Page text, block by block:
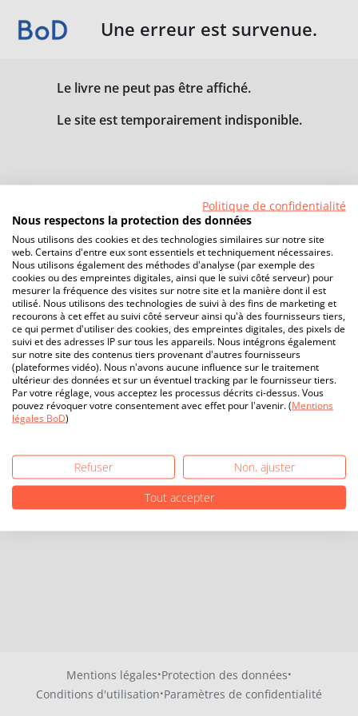
Une erreur est survenue.
Le livre ne peut pas être affiché.
Le site est temporairement indisponible.
Mentions légales·Protection des données·
Conditions d'utilisation·Paramètres de confidentialité
Politique de confidentialité
Nous respectons la protection des données
Nous utilisons des cookies et des technologies similaires sur notre site
web. Certains d'entre eux sont essentiels et techniquement nécessaires.
Nous utilisons également des méthodes d'analyse (par exemple des
cookies ou des empreintes digitales, ainsi que le suivi côté serveur) pour
mesurer la fréquence des visites sur notre site et la manière dont il est
utilisé. Nous utilisons des technologies de suivi à des fins de marketing et
recourons à cet effet au suivi côté serveur ainsi qu'à des fournisseurs tiers,
ce qui permet d'utiliser des cookies, des empreintes digitales, des pixels de
suivi et des adresses IP sur tous les appareils. Nous intégrons également
sur notre site des contenus tiers provenant d'autres fournisseurs
(plateformes vidéo). Nous n'avons aucune influence sur le traitement
ultérieur des données et sur un éventuel tracking par le fournisseur tiers.
Par votre réglage, vous acceptez les processus décrits ci-dessus. Vous
pouvez révoquer votre consentement avec effet pour l'avenir. (Mentions
légales BoD)
Refuser
Non, ajuster
Tout accepter